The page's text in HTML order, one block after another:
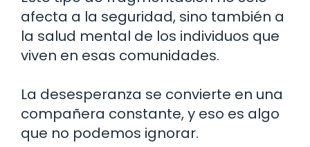
afecta a la seguridad, sino también a
la salud mental de los individuos que
viven en esas comunidades.
La desesperanza se convierte en una
compañera constante, y eso es algo
que no podemos ignorar.